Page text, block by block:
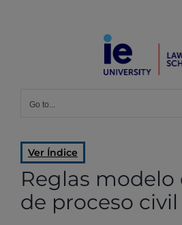
Go to...
Ver Índice
Reglas modelo
de proceso civil